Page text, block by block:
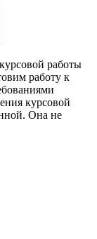
работы
работу к
курсовой
Она не